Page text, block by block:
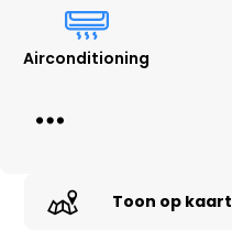
Airconditioning
Toon op kaart